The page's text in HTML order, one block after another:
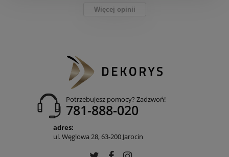
Więcej opinii
Potrzebujesz pomocy? Zadzwoń!
781-888-020
adres:
ul. Węglowa 28, 63-200 Jarocin